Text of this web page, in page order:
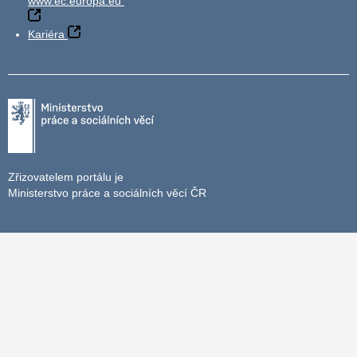
Kariéra
Zřizovatelem portálu je
Ministerstvo práce a sociálních věcí ČR